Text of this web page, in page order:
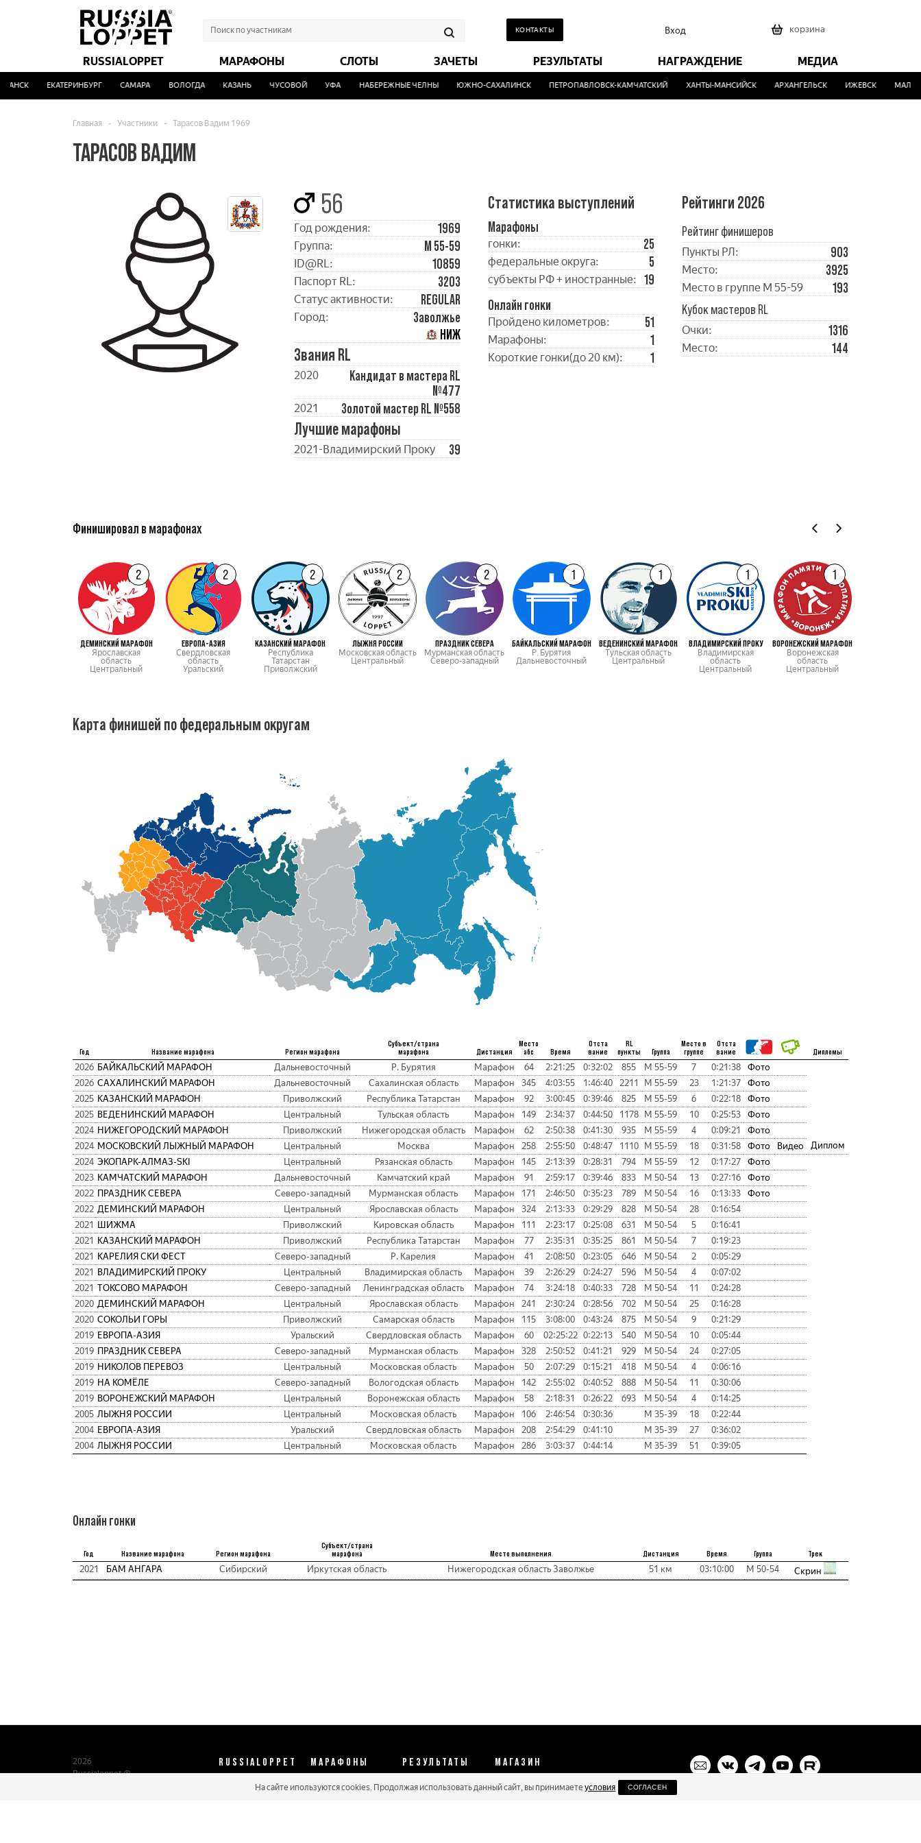
КОНТАКТЫ Вход корзина
RUSSIALOPPET МАРАФОНЫ СЛОТЫ ЗАЧЕТЫ РЕЗУЛЬТАТЫ НАГРАЖДЕНИЕ МЕДИА
ЕКАТЕРИНБУРГ САМАРА ВОЛОГДА КАЗАНЬ ЧУСОВОЙ УФА НАБЕРЕЖНЫЕ ЧЕЛНЫ ЮЖНО-САХАЛИНСК ПЕТРОПАВЛОВСК-КАМЧАТСКИЙ ХАНТЫ-МАНСИЙСК АРХАНГЕЛЬСК ИЖЕВСК
Главная - Участники - Тарасов Вадим 1969
ТАРАСОВ ВАДИМ
56
Год рождения: 1969
Группа: М 55-59
ID@RL: 10859
Паспорт RL: 3203
Статус активности: REGULAR
Город:
Заволжье
НИЖ
Звания RL
2020
Кандидат в мастера RL
№477
2021 Золотой мастер RL №558
Лучшие марафоны
2021-Владимирский Проку 39
Статистика выступлений
Марафоны
гонки: 25
федеральные округа: 5
субъекты РФ + иностранные:
19
Онлайн гонки
Пройдено километров: 51
Марафоны: 1
Короткие гонки(до 20 км): 1
Рейтинги 2026
Рейтинг финишеров
Пункты РЛ: 903
Место: 3925
Место в группе М 55-59
193
Кубок мастеров RL
Очки: 1316
Место: 144
Финишировал в марафонах
2
ДЕМИНСКИЙ МАРАФОН
Ярославская
область
Центральный
2
ЕВРОПА-АЗИЯ
Свердловская
область
Уральский
2
КАЗАНСКИЙ МАРАФОН
Республика
Татарстан
Приволжский
2
ЛЫЖНЯ РОССИИ
Московская область
Центральный
2
ПРАЗДНИК СЕВЕРА
Мурманская область
Северо-западный
1
БАЙКАЛЬСКИЙ МАРАФОН
Р. Бурятия
Дальневосточный
1
ВЕДЕНИНСКИЙ МАРАФОН
Тульская область
Центральный
1
ВЛАДИМИРСКИЙ ПРОКУ
Владимирская
область
Центральный
1
ВОРОНЕЖСКИЙ МАРАФОН
Воронежская
область
Центральный
Карта финишей по федеральным округам
Год Название марафона Регион марафона
Субъект/страна
марафона
Дистанция
Место
абс
Время
Отста
вание
RL
пункты
Группа
Место в
группе
Отста
вание
Дипломы
2026 БАЙКАЛЬСКИЙ МАРАФОН Дальневосточный Р. Бурятия Марафон 64 2:21:25 0:32:02 855 М 55-59 7 0:21:38
Фото
2026 САХАЛИНСКИЙ МАРАФОН Дальневосточный Сахалинская область Марафон 345 4:03:55 1:46:40 2211 М 55-59 23 1:21:37
Фото
2025 КАЗАНСКИЙ МАРАФОН Приволжский Республика Татарстан Марафон 92 3:00:45 0:39:46 825 М 55-59 6 0:22:18
Фото
2025 ВЕДЕНИНСКИЙ МАРАФОН Центральный Тульская область Марафон 149 2:34:37 0:44:50 1178 М 55-59 10 0:25:53
Фото
2024 НИЖЕГОРОДСКИЙ МАРАФОН Приволжский Нижегородская область Марафон 62 2:50:38 0:41:30 935 М 55-59 4 0:09:21
Фото
2024 МОСКОВСКИЙ ЛЫЖНЫЙ МАРАФОН Центральный Москва Марафон 258 2:55:50 0:48:47 1110 М 55-59 18 0:31:58 Фото Видео
Диплом
2024 ЭКОПАРК-АЛМАЗ-SKI Центральный Рязанская область Марафон 145 2:13:39 0:28:31 794 М 55-59 12 0:17:27
Фото
2023 КАМЧАТСКИЙ МАРАФОН Дальневосточный Камчатский край Марафон 91 2:59:17 0:39:46 833 М 50-54 13 0:27:16
Фото
2022 ПРАЗДНИК СЕВЕРА Северо-западный Мурманская область Марафон 171 2:46:50 0:35:23 789 М 50-54 16 0:13:33
Фото
2022 ДЕМИНСКИЙ МАРАФОН Центральный Ярославская область Марафон 324 2:13:33 0:29:29 828 М 50-54 28
0:16:54
2021
ШИЖМА Приволжский Кировская область Марафон 111 2:23:17 0:25:08 631 М 50-54 5
0:16:41
2021
КАЗАНСКИЙ МАРАФОН Приволжский Республика Татарстан Марафон 77 2:35:31 0:35:25 861 М 50-54 7
0:19:23
2021
КАРЕЛИЯ СКИ ФЕСТ Северо-западный Р. Карелия Марафон 41 2:08:50 0:23:05 646 М 50-54 2
0:05:29
2021
ВЛАДИМИРСКИЙ ПРОКУ Центральный Владимирская область Марафон 39 2:26:29 0:24:27 596 М 50-54 4
0:07:02
2021 ТОКСОВО МАРАФОН Северо-западный Ленинградская область Марафон 74 3:24:18 0:40:33 728 М 50-54 11
0:24:28
2020 ДЕМИНСКИЙ МАРАФОН Центральный Ярославская область Марафон 241 2:30:24 0:28:56 702 М 50-54 25
0:16:28
2020 СОКОЛЬИ ГОРЫ Приволжский Самарская область Марафон 115 3:08:00 0:43:24 875 М 50-54 9
0:21:29
2019 ЕВРОПА-АЗИЯ Уральский Свердловская область Марафон 60 02:25:22 0:22:13 540 М 50-54 10
0:05:44
2019 ПРАЗДНИК СЕВЕРА Северо-западный Мурманская область Марафон 328 2:50:52 0:41:21 929 М 50-54 24
0:27:05
2019 НИКОЛОВ ПЕРЕВОЗ Центральный Московская область Марафон 50 2:07:29 0:15:21 418 М 50-54 4
0:06:16
2019 НА КОМЁЛЕ Северо-западный Вологодская область Марафон 142 2:55:02 0:40:52 888 М 50-54 11
0:30:06
2019 ВОРОНЕЖСКИЙ МАРАФОН Центральный Воронежская область Марафон 58 2:18:31 0:26:22 693 М 50-54 4
0:14:25
2005 ЛЫЖНЯ РОССИИ Центральный Московская область Марафон 106 2:46:54 0:30:36 М 35-39 18
0:22:44
2004 ЕВРОПА-АЗИЯ Уральский Свердловская область Марафон 208 2:54:29 0:41:10 М 35-39 27
0:36:02
2004 ЛЫЖНЯ РОССИИ Центральный Московская область Марафон 286 3:03:37 0:44:14 М 35-39 51 0:39:05
Онлайн гонки
Год Название марафона Регион марафона
Субъект/страна
марафона
Место выполнения Дистанция Время Группа Трек
2021 БАМ АНГАРА Сибирский Иркутская область Нижегородская область Заволжье 51 км 03:10:00 М 50-54 Скрин
2026
Russialoppet ®
RUSSIALOPPET МАРАФОНЫ РЕЗУЛЬТАТЫ МАГАЗИН
Календарь 2026
Протоколы 2025
Реквизиты
На сайте ипользуются cookies. Продолжая использовать данный сайт, вы принимаетеусловия СОГЛАСЕН